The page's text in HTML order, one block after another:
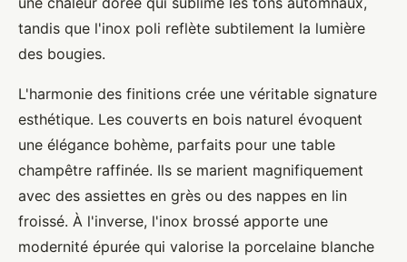
tandis que l'inox poli reflète subtilement la lumière
des bougies.
L'harmonie des finitions crée une véritable signature
esthétique. Les couverts en bois naturel évoquent
une élégance bohème, parfaits pour une table
champêtre raffinée. Ils se marient magnifiquement
avec des assiettes en grès ou des nappes en lin
froissé. À l'inverse, l'inox brossé apporte une
modernité épurée qui valorise la porcelaine blanche